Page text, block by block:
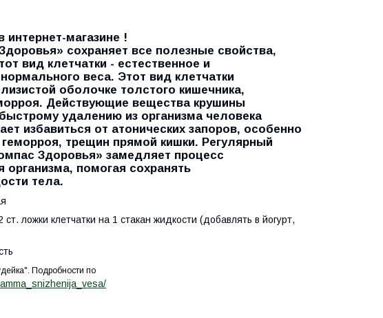
интернет-магазине !
сохраняет все полезные свойства,
вид клетчатки - естественное и
веса. Этот вид клетчатки
оболочке толстого кишечника,
Действующие вещества крушины
удалению из организма человека
избавиться от атонических запоров, особенно
трещин прямой кишки. Регулярный
Здоровья» замедляет процесс
организма, помогая сохранять
тела.
ложки клетчатки на 1 стакан жидкости (добавлять в йогурт,
Подробности по